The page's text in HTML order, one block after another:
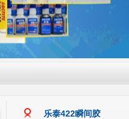
乐泰422瞬间胶